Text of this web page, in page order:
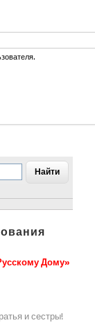
Дому»
и сестры!